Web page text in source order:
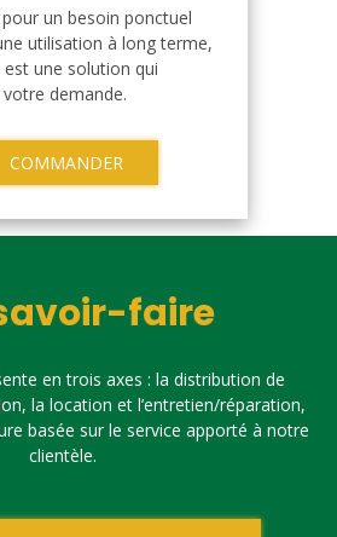
un besoin ponctuel
utilisation à long terme,
une solution qui
votre demande.
COMMANDER
faire
en trois axes : la distribution de
la location et l’entretien/réparation,
basée sur le service apporté à notre
clientèle.